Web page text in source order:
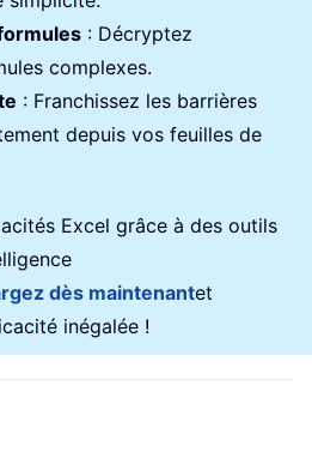
: Décryptez
complexes.
: Franchissez les barrières
depuis vos feuilles de
Excel grâce à des outils
dès maintenantet
inégalée !